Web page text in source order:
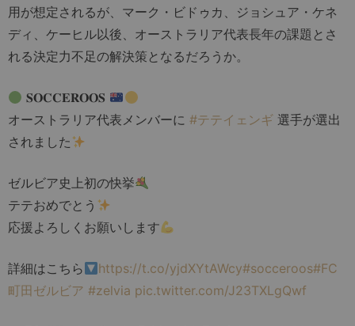
用が想定されるが、マーク・ビドゥカ、ジョシュア・ケネ
ディ、ケーヒル以後、オーストラリア代表長年の課題とさ
れる決定力不足の解決策となるだろうか。
𝐒𝐎𝐂𝐂𝐄𝐑𝐎𝐎𝐒
オーストラリア代表メンバーに #テテイェンギ 選手が選出
されました
ゼルビア史上初の快挙
テテおめでとう
応援よろしくお願いします
詳細はこちら https://t.co/yjdXYtAWcy#socceroos#FC
町田ゼルビア #zelvia pic.twitter.com/J23TXLgQwf